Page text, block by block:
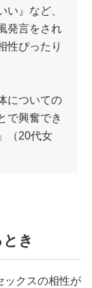
い』など、
発言をされ
性ぴったり
についての
で興奮でき
（20代女
き
ックスの相性が